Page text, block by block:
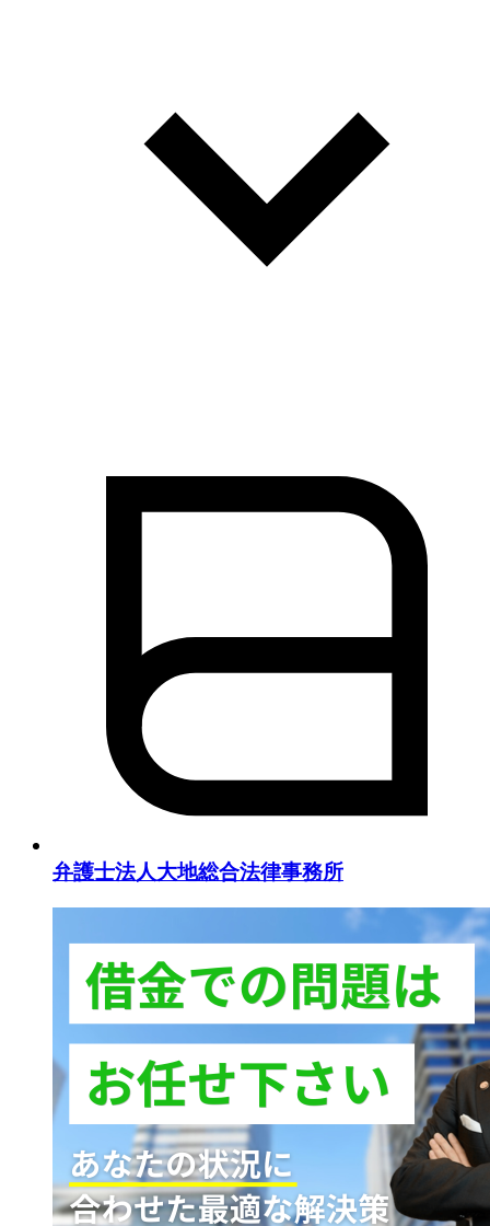
弁護士法人大地総合法律事務所